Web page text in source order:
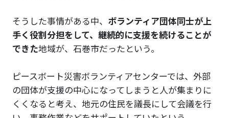
そうした事情がある中、 ボランティア団体同士が上
手く役割分担をして、継続的に支援を続けることが
できた地域が、石巻市だったという。
ピースボート災害ボランティアセンターでは、外部
の団体が支援の中心になってしまうと人が集まりに
くくなると考え、地元の住民を議長にして会議を行